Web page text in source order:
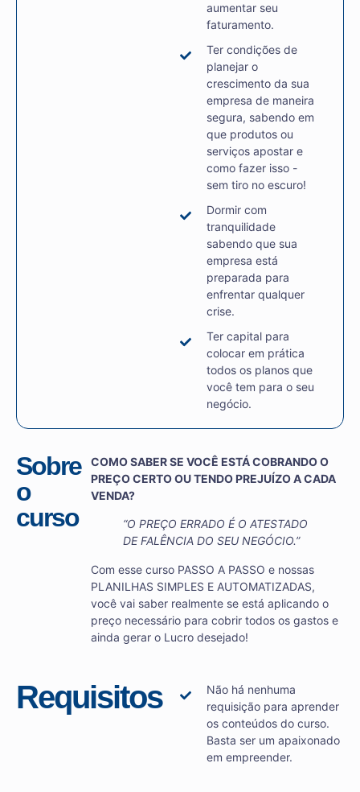
aumentar seu
faturamento.
Ter condições de
planejar o
crescimento da sua
empresa de maneira
segura, sabendo em
que produtos ou
serviços apostar e
como fazer isso -
sem tiro no escuro!
Dormir com
tranquilidade
sabendo que sua
empresa está
preparada para
enfrentar qualquer
crise.
Ter capital para
colocar em prática
todos os planos que
você tem para o seu
negócio.
Sobre
o
curso
COMO SABER SE VOCÊ ESTÁ COBRANDO O
PREÇO CERTO OU TENDO PREJUÍZO A CADA
VENDA?
“O PREÇO ERRADO É O ATESTADO
DE FALÊNCIA DO SEU NEGÓCIO.”
Com esse curso PASSO A PASSO e nossas
PLANILHAS SIMPLES E AUTOMATIZADAS,
você vai saber realmente se está aplicando o
preço necessário para cobrir todos os gastos e
ainda gerar o Lucro desejado!
Requisitos
Não há nenhuma
requisição para aprender
os conteúdos do curso.
Basta ser um apaixonado
em empreender.